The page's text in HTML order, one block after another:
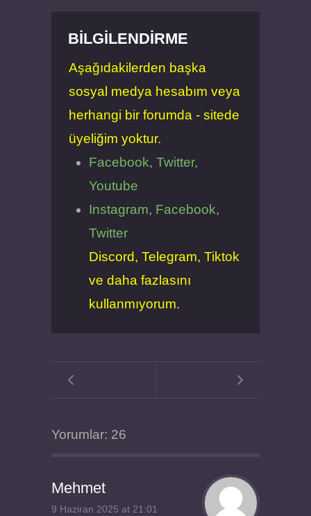
BILGILENDIRME
Aşağıdakilerden başka
sosyal medya hesabım veya
herhangi bir forumda - sitede
üyeliğim yoktur.
Facebook, Twitter,
Youtube
Instagram, Facebook,
Twitter
Discord, Telegram, Tiktok
ve daha fazlasını
kullanmıyorum.
Yorumlar: 26
Mehmet
9 Haziran 2025 at 21:01